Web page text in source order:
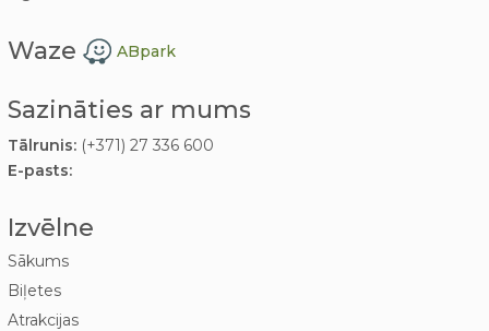
Waze ABpark
Sazināties ar mums
Tālrunis:(+371) 27 336 600
E-pasts:
Izvēlne
Sākums
Biļetes
Atrakcijas